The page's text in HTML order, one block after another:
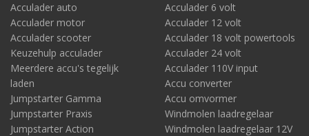
laadstation type 2, 3 fase, 32A geschikt.
De Lotus Emeya
heeft een type 2 aansluiting aan
autozijde en kan laden via 3 fase met 32A. Hiervoor is een
laadstation type 2, 3 fase, 32A geschikt.
Kies hieronder het model van Lotus en u vindt de meeste
geschikte laadstations!
Acculader auto
Acculader motor
Acculader scooter
Keuzehulp acculader
Meerdere accu's tegelijk
laden
Jumpstarter Gamma
Jumpstarter Praxis
Jumpstarter Action
Acculader 6 volt
Acculader 12 volt
Acculader 18 volt powertools
Acculader 24 volt
Acculader 110V input
Accu converter
Accu omvormer
Windmolen laadregelaar
Windmolen laadregelaar 12V